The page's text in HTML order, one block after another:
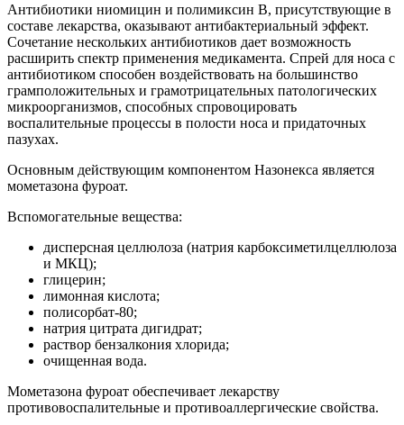
Антибиотики ниомицин и полимиксин В, присутствующие в
составе лекарства, оказывают антибактериальный эффект.
Сочетание нескольких антибиотиков дает возможность
расширить спектр применения медикамента. Спрей для носа с
антибиотиком способен воздействовать на большинство
грамположительных и грамотрицательных патологических
микроорганизмов, способных спровоцировать
воспалительные процессы в полости носа и придаточных
пазухах.
Основным действующим компонентом Назонекса является
мометазона фуроат.
Вспомогательные вещества:
дисперсная целлюлоза (натрия карбоксиметилцеллюлоза
и МКЦ);
глицерин;
лимонная кислота;
полисорбат-80;
натрия цитрата дигидрат;
раствор бензалкония хлорида;
очищенная вода.
Мометазона фуроат обеспечивает лекарству
противовоспалительные и противоаллергические свойства.